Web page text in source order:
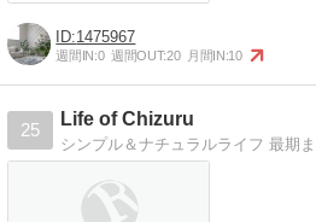
1475967
週間IN:0 週間OUT:20 月間IN:10
25
Life of Chizuru
シンプル＆ナチュラルライフ 最期ま